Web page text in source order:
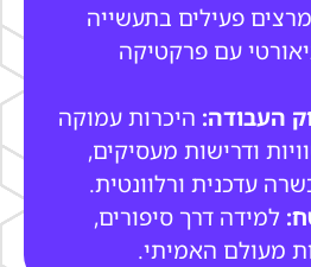
פעילים בתעשייה
עם פרקטיקה
העבודה: היכרות עמוקה
ודרישות מעסיקים,
עדכנית ורלוונטית.
למידה דרך סיפורים,
מעולם האמיתי.